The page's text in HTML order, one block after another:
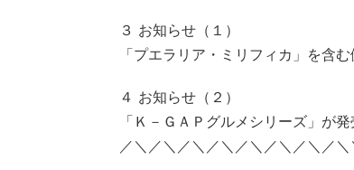
３ お知らせ（１）
「プエラリア・ミリフィカ」を含
４ お知らせ（２）
「Ｋ－ＧＡＰグルメシリーズ」が
／＼／＼／＼／＼／＼／＼／＼／